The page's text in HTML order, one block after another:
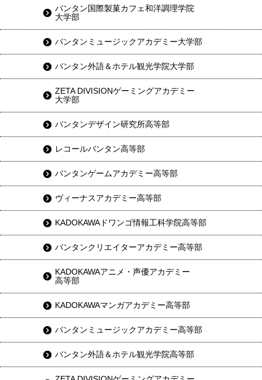
バンタン国際製菓カフェ和洋調理学院
大学部
バンタンミュージックアカデミー大学部
バンタン外語＆ホテル観光学院大学部
ZETA DIVISIONゲーミングアカデミー
大学部
バンタンデザイン研究所高等部
レコールバンタン高等部
バンタンゲームアカデミー高等部
ヴィーナスアカデミー高等部
KADOKAWAドワンゴ情報工科学院高等部
バンタンクリエイターアカデミー高等部
KADOKAWAアニメ・声優アカデミー
高等部
KADOKAWAマンガアカデミー高等部
バンタンミュージックアカデミー高等部
バンタン外語＆ホテル観光学院高等部